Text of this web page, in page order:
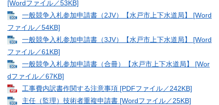
[Wordファイル／53KB]
一般競争入札参加申請書（2JV）【水戸市上下水道局】 [Word
ファイル／54KB]
一般競争入札参加申請書（3JV）【水戸市上下水道局】 [Word
ファイル／61KB]
一般競争入札参加申請書（合冊）【水戸市上下水道局】 [Wor
dファイル／67KB]
工事費内訳書作関する注意事項 [PDFファイル／242KB]
主任（監理）技術者重複申請書 [Wordファイル／25KB]